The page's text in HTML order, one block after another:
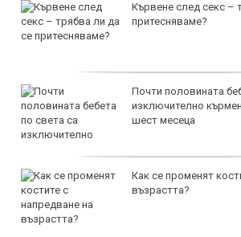
Кървене след секс –
притесняваме?
Почти половината
изключително
шест месеца
Как се променят
възрастта?